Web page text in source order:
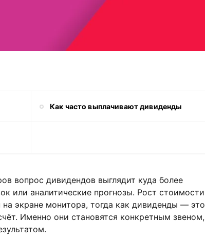
Как часто выплачивают дивиденды
вопрос дивидендов выглядит куда более
или аналитические прогнозы. Рост стоимости
экране монитора, тогда как дивиденды — это
Именно они становятся конкретным звеном,